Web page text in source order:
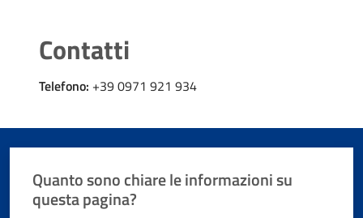
Contatti
Telefono: +39 0971 921 934
Quanto sono chiare le informazioni su
questa pagina?